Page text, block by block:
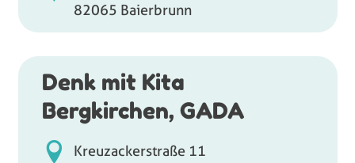
82065 Baierbrunn
Denk mit Kita
Bergkirchen, GADA
Kreuzackerstraße 11